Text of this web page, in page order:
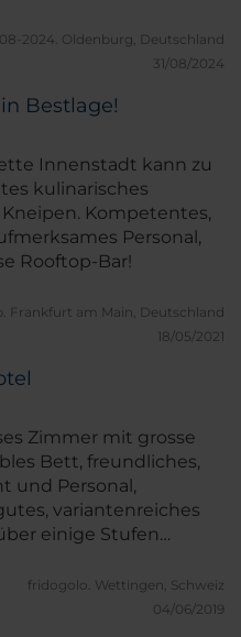
essen und
den Tag bei
lassen. Das
2024. Oldenburg, Deutschland
31/08/2024
Bestlage!
Innenstadt kann zu
kulinarisches
Kompetentes,
Personal,
Rooftop-Bar!
Frankfurt am Main, Deutschland
18/05/2021
Zimmer mit grosse
Bett, freundliches,
und Personal,
variantenreiches
einige Stufen
Schlüssel bedienbar)
fridogolo. Wettingen, Schweiz
04/06/2019